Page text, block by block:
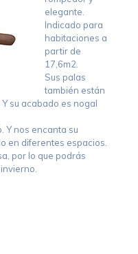
elegante.
Indicado para
habitaciones a
partir de
17,6m2.
Sus palas
también están
su acabado es nogal
Y nos encanta su
en diferentes espacios.
por lo que podrás